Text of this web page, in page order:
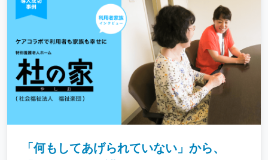
「何もしてあげられていない」から、